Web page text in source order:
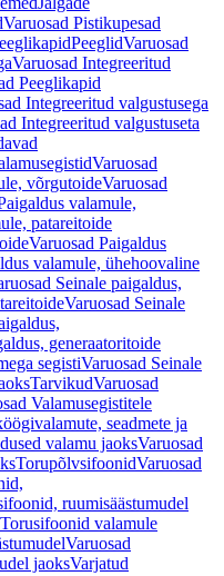
Varuosad Pistikupesad
PeeglidVaruosad
Varuosad Integreeritud
Peeglikapid
Integreeritud valgustusega
Integreeritud valgustuseta
Varuosad
võrgutoideVaruosad
valamule,
patareitoide
Varuosad Paigaldus
valamule, ühehoovaline
Seinale paigaldus,
Varuosad Seinale
generaatoritoide
segistiVaruosad Seinale
TarvikudVaruosad
Valamusegistitele
seadmete ja
valamu jaoksVaruosad
TorupõlvsifoonidVaruosad
ruumisäästumudel
valamule
Varuosad
jaoksVarjatud